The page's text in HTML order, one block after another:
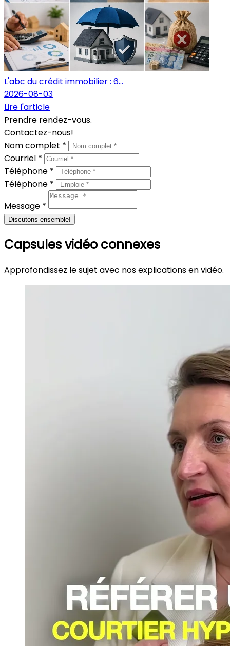
L'abc du crédit immobilier : 6...
2026-08-03
Lire l'article
Prendre rendez-vous.
Contactez-nous!
Nom complet *
Courriel *
Téléphone *
Téléphone *
Message *
Discutons ensemble!
Capsules vidéo connexes
Approfondissez le sujet avec nos explications en vidéo.